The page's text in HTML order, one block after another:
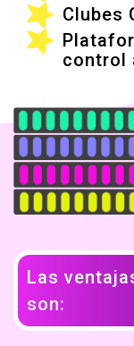
Clubes
control
Las
son: